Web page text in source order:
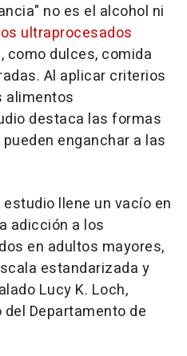
no es el alcohol ni
ultraprocesados
dulces, comida
Al aplicar criterios
alimentos
destaca las formas
enganchar a las
llene un vacío en
adicción a los
en adultos mayores,
estandarizada y
Lucy K. Loch,
Departamento de